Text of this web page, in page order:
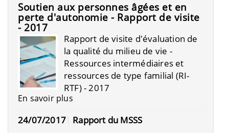
Soutien aux personnes âgées et en
perte d'autonomie - Rapport de visite
- 2017
Rapport de visite d'évaluation de
la qualité du milieu de vie -
Ressources intermédiaires et
ressources de type familial (RI-
RTF) - 2017
En savoir plus
24/07/2017 Rapport du MSSS